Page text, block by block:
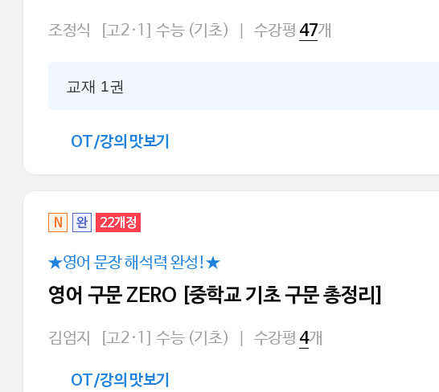
김엄지
조정식 [고2·1] 수능 (기초) 수강평 47개
교재 1권
OT/강의 맛보기
N 완 22개정
★영어 문장 해석력 완성!★
영어 구문 ZERO [중학교 기초 구문 총정리]
김엄지 [고2·1] 수능 (기초) 수강평 4개
OT/강의 맛보기